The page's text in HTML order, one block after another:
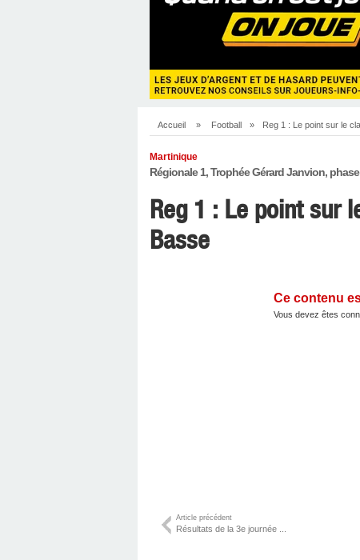
Accueil » Football » Reg 1 : Le point sur le
Martinique
Régionale 1, Trophée Gérard Janvion,
Reg 1 : Le point sur
Basse
Ce contenu
Vous devez êtes
Article précédent
Résultats de la 3e journée ...